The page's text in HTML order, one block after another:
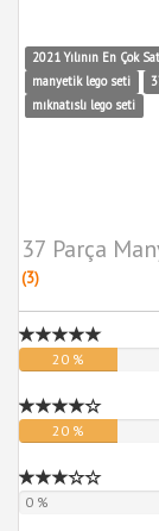
2021 Yılının En Çok
manyetik lego seti
mıknatıslı lego seti
37 Parça
(3)
20 %
20 %
0 %